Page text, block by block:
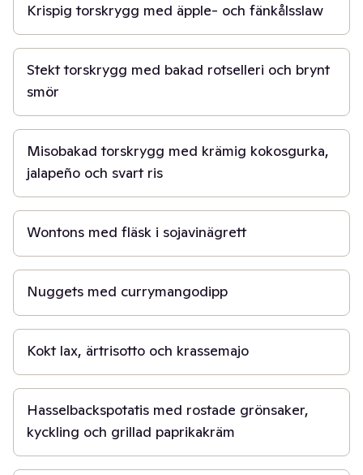
Krispig torskrygg med äpple- och fänkålsslaw
50 min
Stekt torskrygg med bakad rotselleri och brynt
smör
50 min
Misobakad torskrygg med krämig kokosgurka,
jalapeño och svart ris
20 min
Wontons med fläsk i sojavinägrett
5 min
Nuggets med currymangodipp
1 t
Kokt lax, ärtrisotto och krassemajo
1 t
Hasselbackspotatis med rostade grönsaker,
kyckling och grillad paprikakräm
1 t